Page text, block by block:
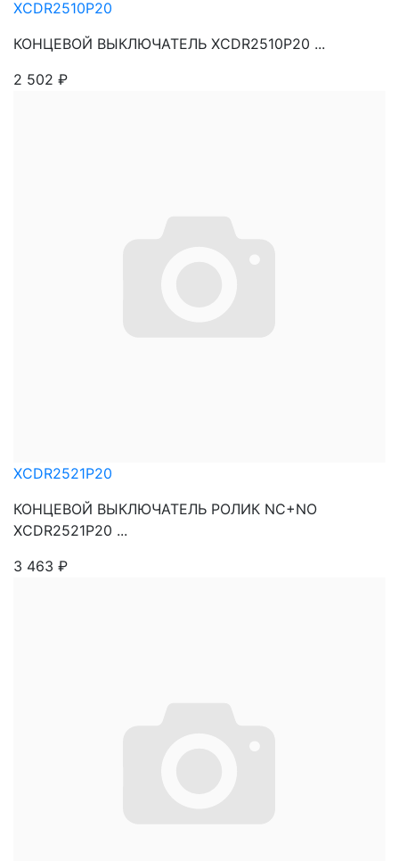
XCDR2510P20
КОНЦЕВОЙ ВЫКЛЮЧАТЕЛЬ XCDR2510P20 ...
2 502 ₽
XCDR2521P20
КОНЦЕВОЙ ВЫКЛЮЧАТЕЛЬ РОЛИК NC+NO
XCDR2521P20 ...
3 463 ₽